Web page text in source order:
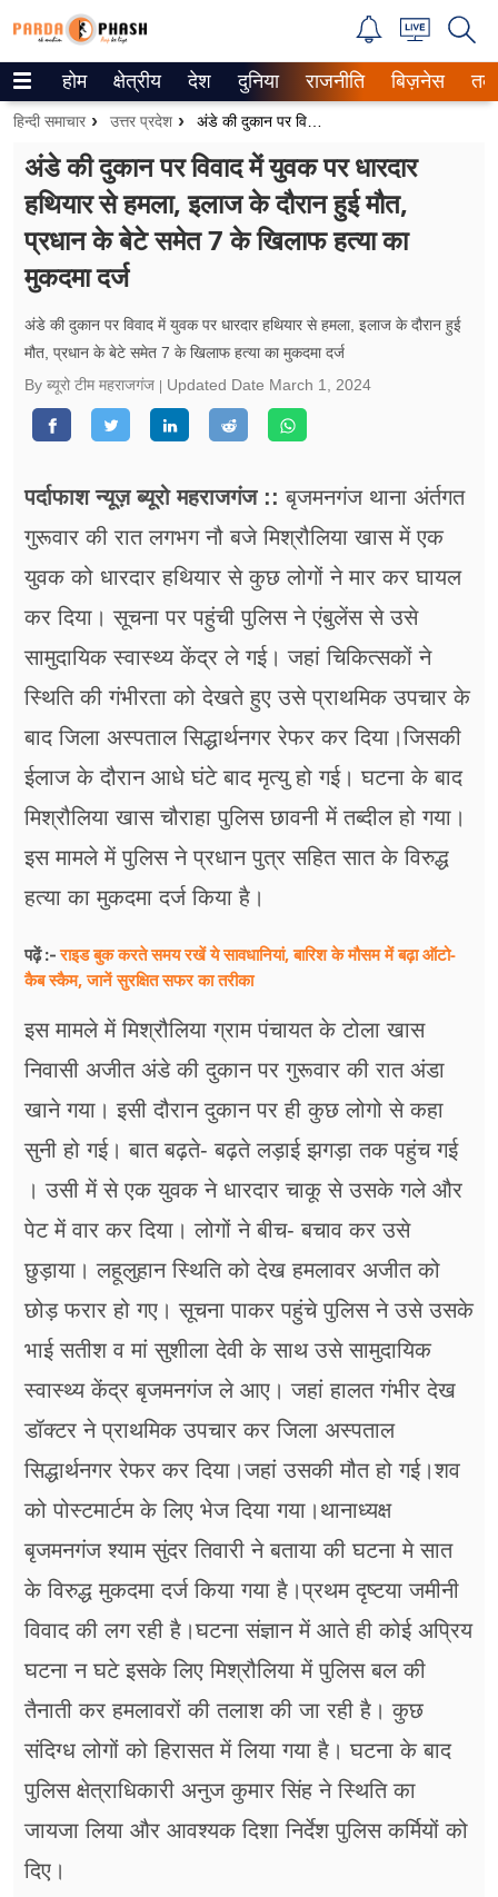
Trending on Google News
ePaper
वेब स्टोरीज
उत्तर प्रदेश
वीडियो
रिलेशनशिप
फूड
ब्‍यूटी
जॉब्स
शिक्षा
अन्य खबरें
होम क्षेत्रीय देश दुनिया राजनीति बिज़नेस
हिन्दी समाचार उत्तर प्रदेश
अंडे की दुकान पर विवाद में युवक पर धारदार
हथियार से हमला, इलाज के दौरान हुई मौत,
प्रधान के बेटे समेत 7 के खिलाफ हत्या का
मुकदमा दर्ज
अंडे की दुकान पर विवाद में युवक पर धारदार हथियार से हमला, इलाज के दौरान हुई
मौत, प्रधान के बेटे समेत 7 के खिलाफ हत्या का मुकदमा दर्ज
By ब्यूरो टीम महराजगंज
Updated Date March 1, 2024
पर्दाफाश न्यूज़ ब्यूरो महराजगंज :: बृजमनगंज थाना अंर्तगत
गुरूवार की रात लगभग नौ बजे मिश्रौलिया खास में एक
युवक को धारदार हथियार से कुछ लोगों ने मार कर घायल
कर दिया। सूचना पर पहुंची पुलिस ने एंबुलेंस से उसे
सामुदायिक स्वास्थ्य केंद्र ले गई। जहां चिकित्सकों ने
स्थिति की गंभीरता को देखते हुए उसे प्राथमिक उपचार के
बाद जिला अस्पताल सिद्धार्थनगर रेफर कर दिया।जिसकी
ईलाज के दौरान आधे घंटे बाद मृत्यु हो गई। घटना के बाद
मिश्रौलिया खास चौराहा पुलिस छावनी में तब्दील हो गया।
इस मामले में पुलिस ने प्रधान पुत्र सहित सात के विरुद्ध
हत्या का मुकदमा दर्ज किया है।
पढ़ें :-राइड बुक करते समय रखें ये सावधानियां, बारिश के मौसम में बढ़ा ऑटो-
कैब स्कैम, जानें सुरक्षित सफर का तरीका
इस मामले में मिश्रौलिया ग्राम पंचायत के टोला खास
निवासी अजीत अंडे की दुकान पर गुरूवार की रात अंडा
खाने गया। इसी दौरान दुकान पर ही कुछ लोगो से कहा
सुनी हो गई। बात बढ़ते- बढ़ते लड़ाई झगड़ा तक पहुंच गई
। उसी में से एक युवक ने धारदार चाकू से उसके गले और
पेट में वार कर दिया। लोगों ने बीच- बचाव कर उसे
छुड़ाया। लहूलुहान स्थिति को देख हमलावर अजीत को
छोड़ फरार हो गए। सूचना पाकर पहुंचे पुलिस ने उसे उसके
भाई सतीश व मां सुशीला देवी के साथ उसे सामुदायिक
स्वास्थ्य केंद्र बृजमनगंज ले आए। जहां हालत गंभीर देख
डॉक्टर ने प्राथमिक उपचार कर जिला अस्पताल
सिद्धार्थनगर रेफर कर दिया।जहां उसकी मौत हो गई।शव
को पोस्टमार्टम के लिए भेज दिया गया।थानाध्यक्ष
बृजमनगंज श्याम सुंदर तिवारी ने बताया की घटना मे सात
के विरुद्ध मुकदमा दर्ज किया गया है।प्रथम दृष्टया जमीनी
विवाद की लग रही है।घटना संज्ञान में आते ही कोई अप्रिय
घटना न घटे इसके लिए मिश्रौलिया में पुलिस बल की
तैनाती कर हमलावरों की तलाश की जा रही है। कुछ
संदिग्ध लोगों को हिरासत में लिया गया है। घटना के बाद
पुलिस क्षेत्राधिकारी अनुज कुमार सिंह ने स्थिति का
जायजा लिया और आवश्यक दिशा निर्देश पुलिस कर्मियों को
दिए।